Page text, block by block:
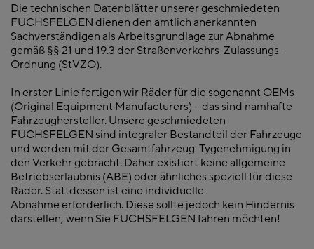
Die technischen Datenblätter unserer geschmiedeten
FUCHSFELGEN dienen den amtlich anerkannten
Sachverständigen als Arbeitsgrundlage zur Abnahme
gemäß §§ 21 und 19.3 der Straßenverkehrs-Zulassungs-
Ordnung (StVZO).
In erster Linie fertigen wir Räder für die sogenannt OEMs
(Original Equipment Manufacturers) – das sind namhafte
Fahrzeughersteller. Unsere geschmiedeten
FUCHSFELGEN sind integraler Bestandteil der Fahrzeuge
und werden mit der Gesamtfahrzeug-Tygenehmigung in
den Verkehr gebracht. Daher existiert keine allgemeine
Betriebserlaubnis (ABE) oder ähnliches speziell für diese
Räder. Stattdessen ist eine individuelle
Abnahme erforderlich. Diese sollte jedoch kein Hindernis
darstellen, wenn Sie FUCHSFELGEN fahren möchten!